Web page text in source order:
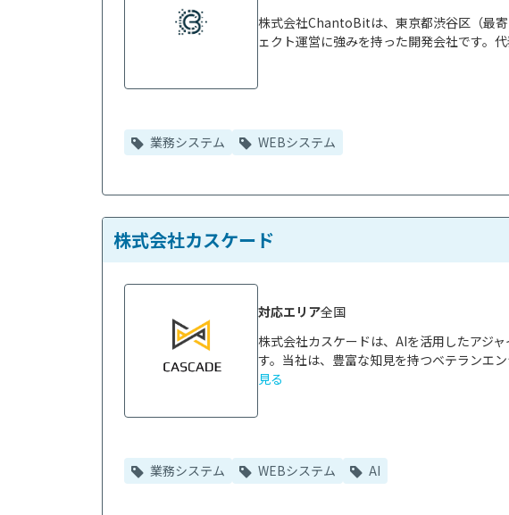
株式会社ChantoBitは、東京都渋谷区（最
ェクト運営に強みを持った開発会社です。
業務システム WEBシステム
株式会社カスケード
株式会社カスケードは、AIを活用したアジ
す。当社は、豊富な知見を持つベテランエ
見る
対応エリア全国
業務システム WEBシステム AI